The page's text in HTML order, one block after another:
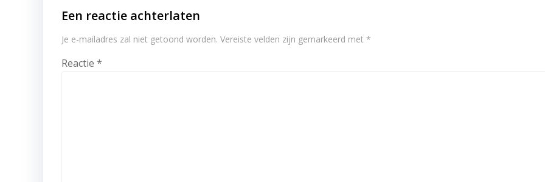
Een reactie achterlaten
Je e-mailadres zal niet getoond worden. Vereiste velden zijn gemarkeerd met *
Reactie *